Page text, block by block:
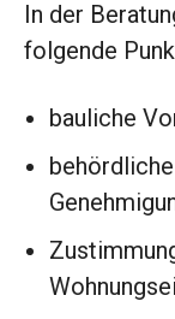
In der
folgende
bauliche